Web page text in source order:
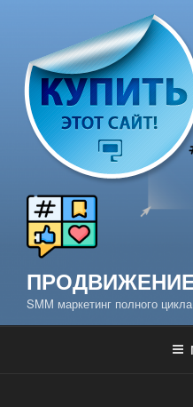
содержимому
SMM маркетинг полного